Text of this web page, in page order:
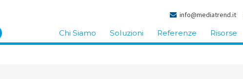
info@mediatrend.it
Chi Siamo Soluzioni Referenze Risorse